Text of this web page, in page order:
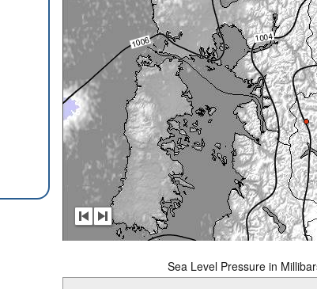
Sea Level Pressure in